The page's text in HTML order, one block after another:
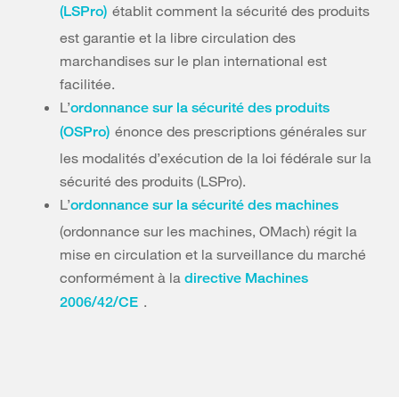
(LSPro) établit comment la sécurité des produits
est garantie et la libre circulation des
marchandises sur le plan international est
facilitée.
L’ordonnance sur la sécurité des produits
(OSPro) énonce des prescriptions générales sur
les modalités d’exécution de la loi fédérale sur la
sécurité des produits (LSPro).
L’ordonnance sur la sécurité des machines
(ordonnance sur les machines, OMach) régit la
mise en circulation et la surveillance du marché
conformément à la directive Machines
2006/42/CE .